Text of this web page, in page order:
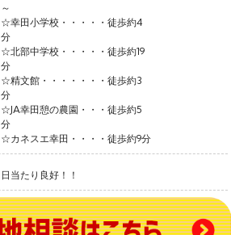
☆幸田小学校・・・・・徒歩約4
☆北部中学校・・・・・徒歩約19
☆精文館・・・・・・・徒歩約3
☆JA幸田憩の農園・・・徒歩約5
☆カネスエ幸田・・・・徒歩約9分
日当たり良好！！